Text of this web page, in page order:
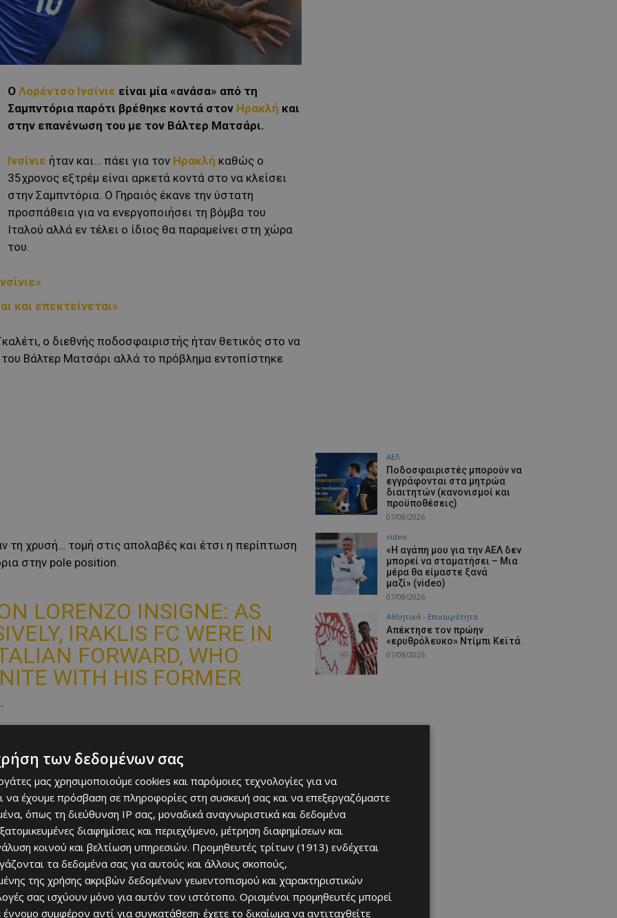
Ο Λορέντσο Ινσίνιε είναι μία «ανάσα» από τη
Σαμπντόρια παρότι βρέθηκε κοντά στον Ηρακλή και
στην επανένωση του με τον Βάλτερ Ματσάρι.
Ινσίνιε ήταν και… πάει για τον Ηρακλή καθώς ο
35χρονος εξτρέμ είναι αρκετά κοντά στο να κλείσει
στην Σαμπντόρια. Ο Γηραιός έκανε την ύστατη
προσπάθεια για να ενεργοποιήσει τη βόμβα του
Ιταλού αλλά εν τέλει ο ίδιος θα παραμείνει στη χώρα
του.
και επεκτείνεται»
ο διεθνής ποδοσφαιριστής ήταν θετικός στο να
Βάλτερ Ματσάρι αλλά το πρόβλημα εντοπίστηκε
τη χρυσή… τομή στις απολαβές και έτσι η περίπτωση
στην pole position.
LORENZO INSIGNE: AS
IRAKLIS FC WERE IN
FORWARD, WHO
WITH HIS FORMER
DIFFERENCES OVER
THE DEAL, LEADING
SAMPDORIA'S
UZXNALLZPQ
JULY 7,
ΑΕΛ
Ποδοσφαιριστές μπορούν να
εγγράφονται στα μητρώα
διαιτητών (κανονισμοί και
προϋποθέσεις)
07/08/2026
video
«Η αγάπη μου για την ΑΕΛ δεν
μπορεί να σταματήσει – Μια
μέρα θα είμαστε ξανά
μαζί» (video)
07/08/2026
Αθλητικά - Επικαιρότητα
Απέκτησε τον πρώην
«ερυθρόλευκο» Ντίμπι Κεϊτά
07/08/2026
των δεδομένων σας
μας χρησιμοποιούμε cookies και παρόμοιες τεχνολογίες για να
να έχουμε πρόσβαση σε πληροφορίες στη συσκευή σας και να επεξεργαζόμαστε
όπως τη διεύθυνση IP σας, μοναδικά αναγνωριστικά και δεδομένα
διαφημίσεις και περιεχόμενο, μέτρηση διαφημίσεων και
κοινού και βελτίωση υπηρεσιών. Προμηθευτές τρίτων (1913) ενδέχεται
τα δεδομένα σας για αυτούς και άλλους σκοπούς,
της χρήσης ακριβών δεδομένων γεωεντοπισμού και χαρακτηριστικών
σας ισχύουν μόνο για αυτόν τον ιστότοπο. Ορισμένοι προμηθευτές μπορεί
συμφέρον αντί για συγκατάθεση· έχετε το δικαίωμα να αντιταχθείτε